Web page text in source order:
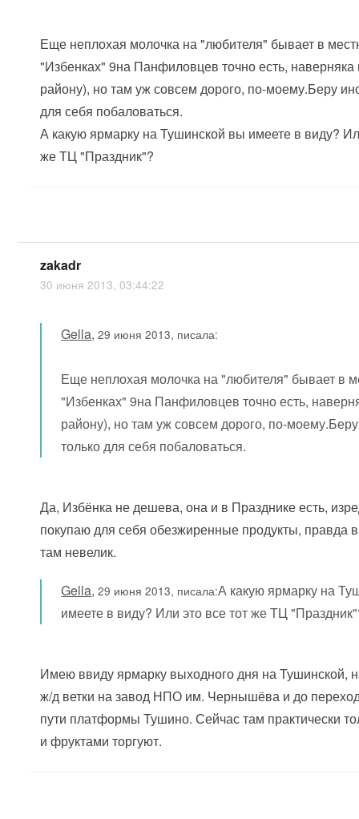
Еще неплохая молочка на "любителя" бывает в
"Избенках" 9на Панфиловцев точно есть,
району), но там уж совсем дорого, по-моему.Беру
для себя побаловаться.
А какую ярмарку на Тушинской вы имеете в виду?
же ТЦ "Праздник"?
zakadr
30 июня 2013, 03:44:22
Gella,29 июня 2013, писала:
Еще неплохая молочка на "любителя" бывает в
"Избенках" 9на Панфиловцев точно есть,
району), но там уж совсем дорого, по-
только для себя побаловаться.
Да, Избёнка не дешева, она и в Празднике есть,
покупаю для себя обезжиренные продукты, правда
там невелик.
Gella,29 июня 2013, писала:А какую ярмарку на
имеете в виду? Или это все тот же ТЦ
Имею ввиду ярмарку выходного дня на Тушинской,
ж/д ветки на завод НПО им. Чернышёва и до
пути платформы Тушино. Сейчас там практически
и фруктами торгуют.